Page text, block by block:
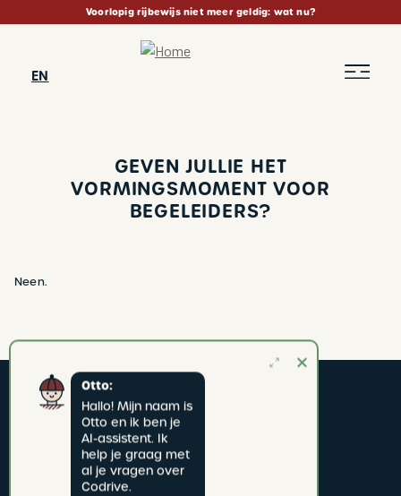
content
Voorlopig rijbewijs niet meer geldig: wat nu?
EN
GEVEN JULLIE HET
VORMINGSMOMENT VOOR
BEGELEIDERS?
BREADCRUMB
Neen.
Otto:
Hallo! Mijn naam is
Otto en ik ben je
AI-assistent. Ik
help je graag met
al je vragen over
Codrive.
CODRIVE rijschool